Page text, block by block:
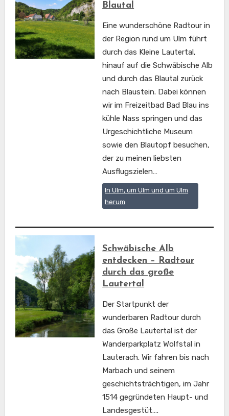
Blautal
Eine wunderschöne Radtour in
der Region rund um Ulm führt
durch das Kleine Lautertal,
hinauf auf die Schwäbische Alb
und durch das Blautal zurück
nach Blaustein. Dabei können
wir im Freizeitbad Bad Blau ins
kühle Nass springen und das
Urgeschichtliche Museum
sowie den Blautopf besuchen,
der zu meinen liebsten
Ausflugszielen…
In Ulm, um Ulm und um Ulm
herum
Schwäbische Alb
entdecken – Radtour
durch das große
Lautertal
Der Startpunkt der
wunderbaren Radtour durch
das Große Lautertal ist der
Wanderparkplatz Wolfstal in
Lauterach. Wir fahren bis nach
Marbach und seinem
geschichtsträchtigen, im Jahr
1514 gegründeten Haupt- und
Landesgestüt….